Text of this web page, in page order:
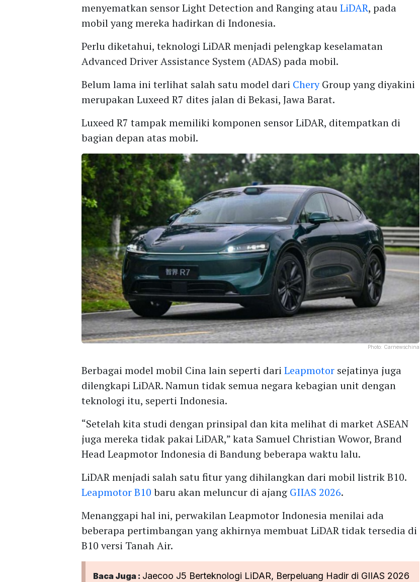
menyematkan sensor Light Detection and Ranging atauLiDAR, pada
mobil yang mereka hadirkan di Indonesia.
Perlu diketahui, teknologi LiDAR menjadi pelengkap keselamatan
Advanced Driver Assistance System (ADAS) pada mobil.
Belum lama ini terlihat salah satu model dari CheryGroup yang diyakini
merupakan Luxeed R7 dites jalan di Bekasi, Jawa Barat.
Luxeed R7 tampak memiliki komponen sensor LiDAR, ditempatkan di
bagian depan atas mobil.
Photo: Carnewschina
Berbagai model mobil Cina lain seperti dariLeapmotor sejatinya juga
dilengkapi LiDAR. Namun tidak semua negara kebagian unit dengan
teknologi itu, seperti Indonesia.
“Setelah kita studi dengan prinsipal dan kita melihat di market ASEAN
juga mereka tidak pakai LiDAR,” kata Samuel Christian Wowor, Brand
Head Leapmotor Indonesia di Bandung beberapa waktu lalu.
LiDAR menjadi salah satu fitur yang dihilangkan dari mobil listrik B10.
Leapmotor B10 baru akan meluncur di ajang GIIAS 2026.
Menanggapi hal ini, perwakilan Leapmotor Indonesia menilai ada
beberapa pertimbangan yang akhirnya membuat LiDAR tidak tersedia di
B10 versi Tanah Air.
Baca Juga : Jaecoo J5 Berteknologi LiDAR, Berpeluang Hadir di GIIAS 2026